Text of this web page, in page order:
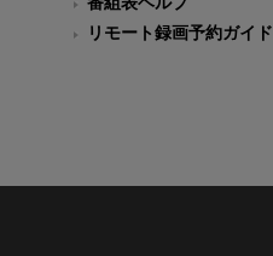
リモート録画予約ガイド